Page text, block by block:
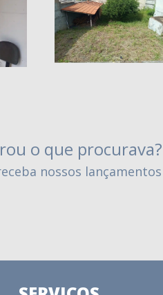
o que procurava?
nossos lançamentos